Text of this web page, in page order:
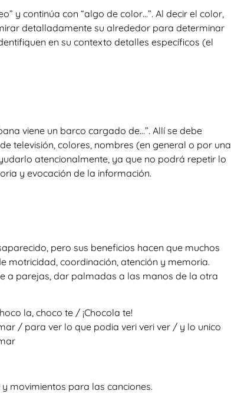
y continúa con “algo de color…”. Al decir el color,
detalladamente su alrededor para determinar
en su contexto detalles específicos (el
viene un barco cargado de…”. Allí se debe
televisión, colores, nombres (en general o por una
atencionalmente, ya que no podrá repetir lo
y evocación de la información.
pero sus beneficios hacen que muchos
motricidad, coordinación, atención y memoria.
a parejas, dar palmadas a las manos de la otra
la, choco te / ¡Chocola te!
/ para ver lo que podia veri veri ver / y lo unico
movimientos para las canciones.